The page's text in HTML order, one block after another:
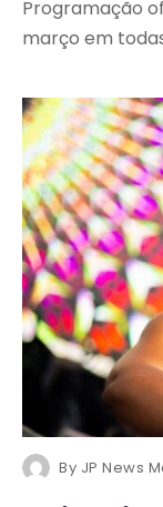
Programação
março em
By JP News